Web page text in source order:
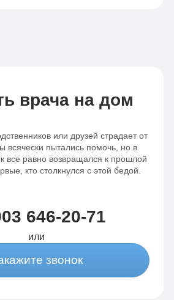
врача на дом
или друзей страдает от
всячески пытались помочь, но в
все равно возвращался к прошлой
кто столкнулся с этой бедой.
646-20-71
или
звонок